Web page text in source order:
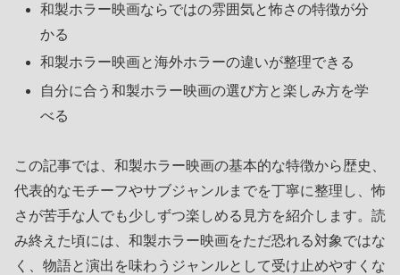
和製ホラー映画ならではの雰囲気と怖さの特徴が分
かる
和製ホラー映画と海外ホラーの違いが整理できる
自分に合う和製ホラー映画の選び方と楽しみ方を学
べる
この記事では、和製ホラー映画の基本的な特徴から歴史、
代表的なモチーフやサブジャンルまでを丁寧に整理し、怖
さが苦手な人でも少しずつ楽しめる見方を紹介します。読
み終えた頃には、和製ホラー映画をただ恐れる対象ではな
く、物語と演出を味わうジャンルとして受け止めやすくな